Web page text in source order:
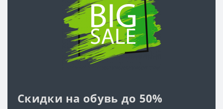
Скидки на обувь до 50%